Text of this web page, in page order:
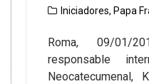
Iniciadores, Papa
Roma, 09/01/
responsable
Neocatecumenal,